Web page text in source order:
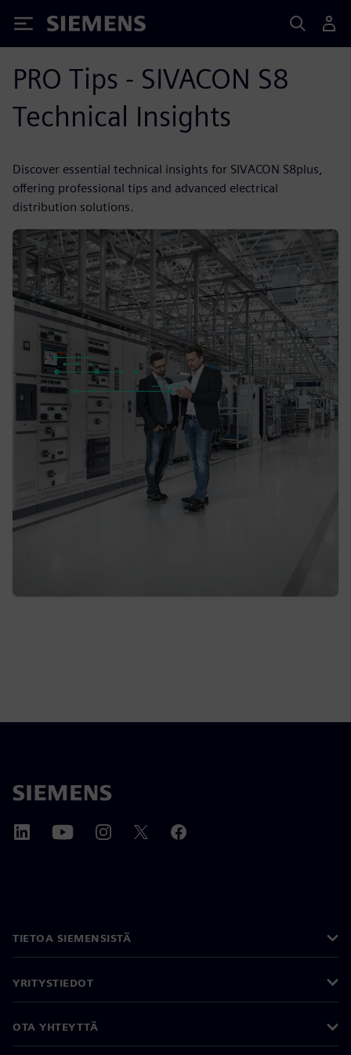
Siemens
PRO Tips - SIVACON S8
Technical Insights
Discover essential technical insights for SIVACON S8plus,
offering professional tips and advanced electrical
distribution solutions.
TIETOA SIEMENSISTÄ
YRITYSTIEDOT
OTA YHTEYTTÄ